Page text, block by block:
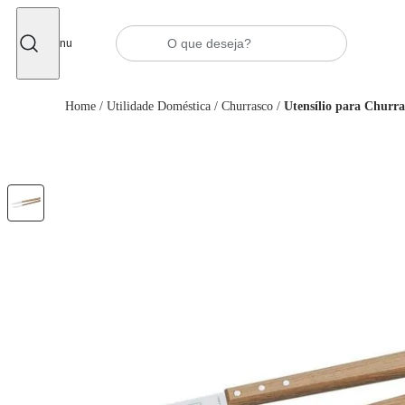
Menu
Home / Utilidade Doméstica / Churrasco / Utensílio para